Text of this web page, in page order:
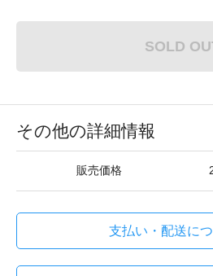
SOLD
その他の詳細情報
販売価格
支払い・配送に